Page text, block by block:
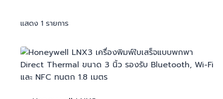
แสดง 1 รายการ